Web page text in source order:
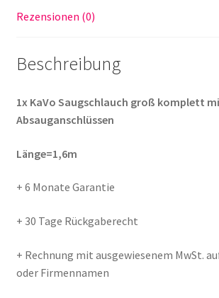
Rezensionen (0)
Beschreibung
1x KaVo Saugschlauch groß komplett
Absauganschlüssen
Länge=1,6m
+ 6 Monate Garantie
+ 30 Tage Rückgaberecht
+ Rechnung mit ausgewiesenem MwSt.
oder Firmennamen